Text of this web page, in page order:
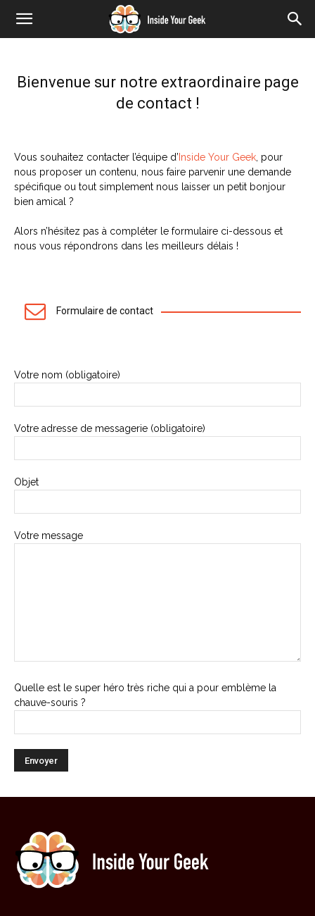
Bienvenue sur notre extraordinaire page
de contact !
Vous souhaitez contacter l’équipe d’ Inside Your Geek , pour
nous proposer un contenu, nous faire parvenir une demande
spécifique ou tout simplement nous laisser un petit bonjour
bien amical ?
Alors n’hésitez pas à compléter le formulaire ci-dessous et
nous vous répondrons dans les meilleurs délais !
Formulaire de contact
Votre nom (obligatoire)
Votre adresse de messagerie (obligatoire)
Objet
Votre message
Quelle est le super héro très riche qui a pour emblème la
chauve-souris ?